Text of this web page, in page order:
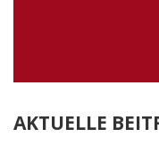
AKTUELLE